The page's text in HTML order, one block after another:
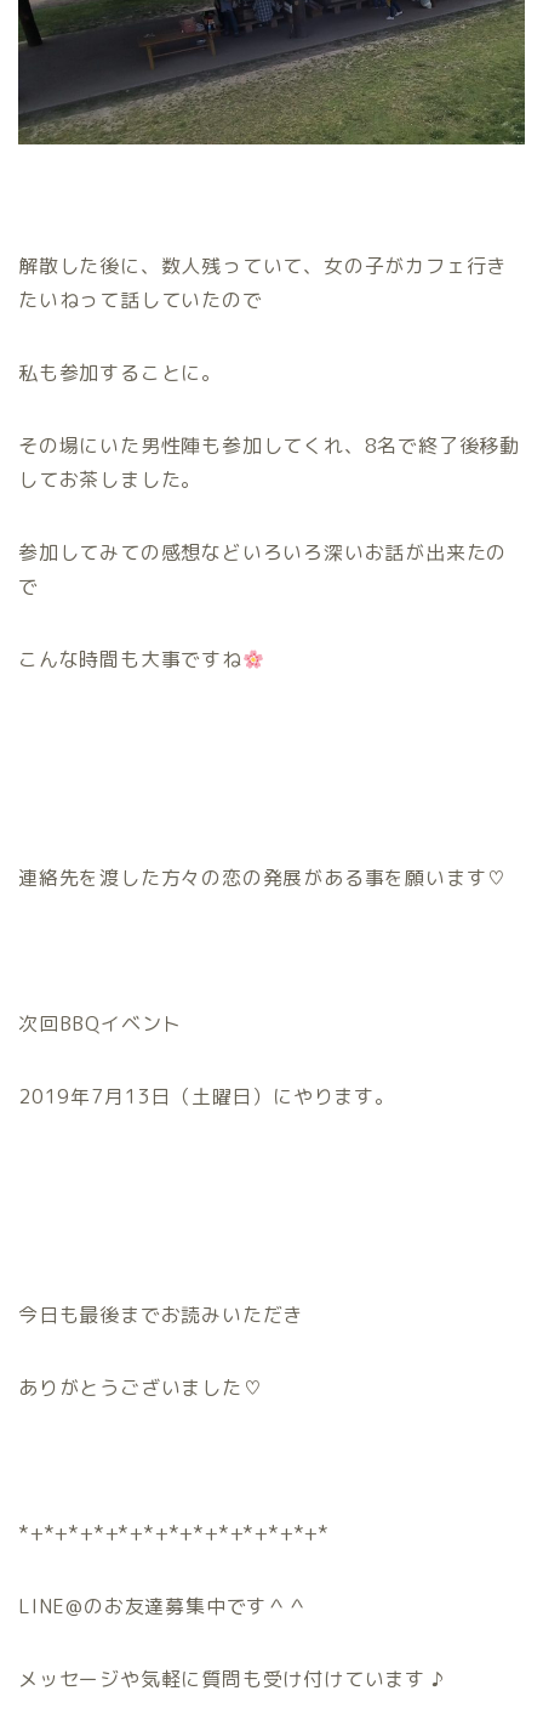
解散した後に、数人残っていて、女の子がカフェ行き
たいねって話していたので
私も参加することに。
その場にいた男性陣も参加してくれ、8名で終了後移動
してお茶しました。
参加してみての感想などいろいろ深いお話が出来たの
で
こんな時間も大事ですね
連絡先を渡した方々の恋の発展がある事を願います♡
次回BBQイベント
2019年7月13日（土曜日）にやります。
今日も最後までお読みいただき
ありがとうございました♡
*+*+*+*+*+*+*+*+*+*+*+*+*
LINE@のお友達募集中です＾＾
メッセージや気軽に質問も受け付けています ♪